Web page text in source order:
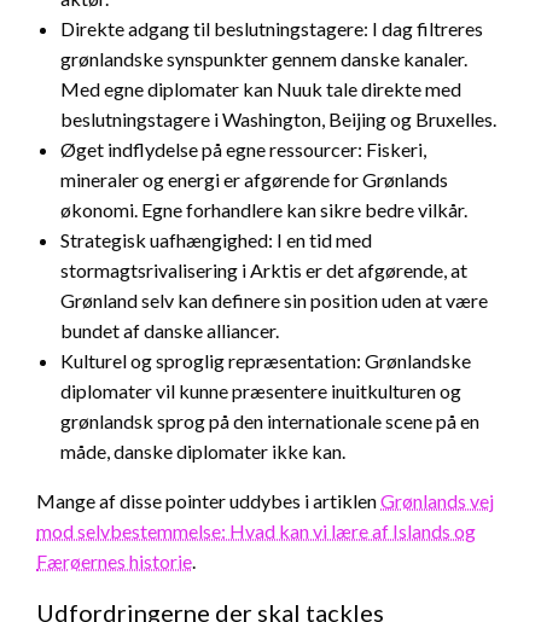
Direkte adgang til beslutningstagere: I dag filtreres
grønlandske synspunkter gennem danske kanaler.
Med egne diplomater kan Nuuk tale direkte med
beslutningstagere i Washington, Beijing og Bruxelles.
Øget indflydelse på egne ressourcer: Fiskeri,
mineraler og energi er afgørende for Grønlands
økonomi. Egne forhandlere kan sikre bedre vilkår.
Strategisk uafhængighed: I en tid med
stormagtsrivalisering i Arktis er det afgørende, at
Grønland selv kan definere sin position uden at være
bundet af danske alliancer.
Kulturel og sproglig repræsentation: Grønlandske
diplomater vil kunne præsentere inuitkulturen og
grønlandsk sprog på den internationale scene på en
måde, danske diplomater ikke kan.
Mange af disse pointer uddybes i artiklenGrønlands vej
mod selvbestemmelse: Hvad kan vi lære af Islands og
Færøernes historie.
Udfordringerne der skal tackles